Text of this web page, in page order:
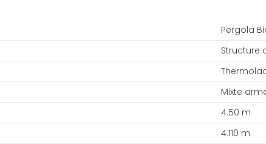
Pergola
Structure
Mixte
4.50 m
4.110 m